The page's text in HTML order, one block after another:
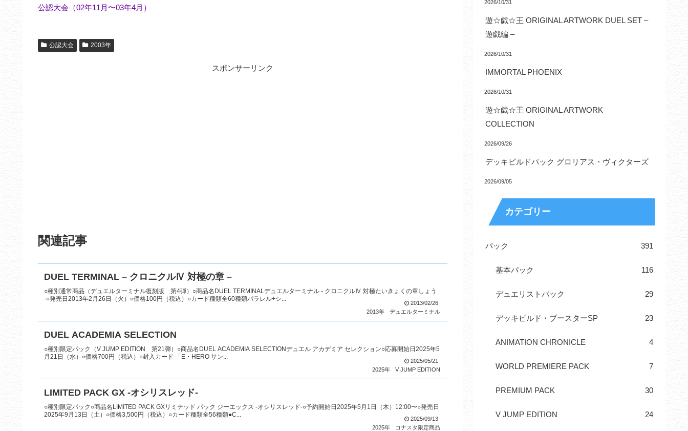
公認大会（02年11月〜03年4月）
公認大会 2003年
スポンサーリンク
関連記事
DUEL TERMINAL – クロニクルⅣ 対極の章 –
○種別通常商品（デュエルターミナル復刻版 第4弾）○商品名DUEL TERMINALデュエルターミナル - クロニクルⅣ 対極たいきょくの章しょう
-○発売日2013年2月26日（火）○価格100円（税込）○カード種類全60種類パラレル+シ...
2013/02/26
2013年
デュエルターミナル
DUEL ACADEMIA SELECTION
○種別限定パック（V JUMP EDITION 第21弾）○商品名DUEL ACADEMIA SELECTIONデュエル アカデミア セレクション○応募開始日2025年5
月21日（水）○価格700円（税込）○封入カード 「E・HERO サン...
2025/05/21
2025年
V JUMP EDITION
LIMITED PACK GX -オシリスレッド-
○種別限定パック○商品名LIMITED PACK GXリミテッド パック ジーエックス -オシリスレッド-○予約開始日2025年5月1日（木）12:00〜○発売日
2025年9月13日（土）○価格3,500円（税込）○カード種類全56種類●C...
2025/09/13
2025年
コナスタ限定商品
2026/10/31
遊☆戯☆王 ORIGINAL ARTWORK DUEL SET –
遊戯編 –
2026/10/31
IMMORTAL PHOENIX
2026/10/31
遊☆戯☆王 ORIGINAL ARTWORK
COLLECTION
2026/09/26
デッキビルドパック グロリアス・ヴィクターズ
2026/09/05
カテゴリー
パック 391
基本パック 116
デュエリストパック 29
デッキビルド・ブースターSP 23
ANIMATION CHRONICLE 4
WORLD PREMIERE PACK 7
PREMIUM PACK 30
V JUMP EDITION 24